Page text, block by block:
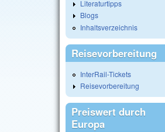
Literaturtipps
Blogs
Inhaltsverzeichnis
Reisevorbereitung
InterRail-Tickets
Reisevorbereitung
Preiswert durch
Europa